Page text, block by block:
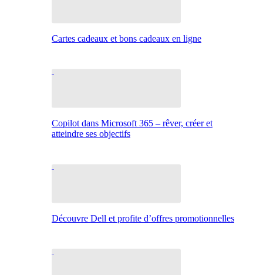
Cartes cadeaux et bons cadeaux en ligne
Copilot dans Microsoft 365 – rêver, créer et
atteindre ses objectifs
Découvre Dell et profite d’offres promotionnelles